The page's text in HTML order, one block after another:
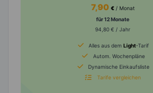
7,90 € / Monat
für 12 Monate
94,80 € / Jahr
Alles aus dem Light-Tarif
Autom. Wochenpläne
Dynamische Einkaufsliste
Tarife vergleichen